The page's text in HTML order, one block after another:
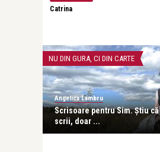
Catrina
NU DIN GURA, CI DIN CARTE
Angelica Lambru
Scrisoare pentru Sim. Ştiu
scrii, doar ...